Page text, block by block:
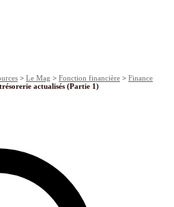
> Le Mag > Fonction financière > Finance
actualisés (Partie 1)